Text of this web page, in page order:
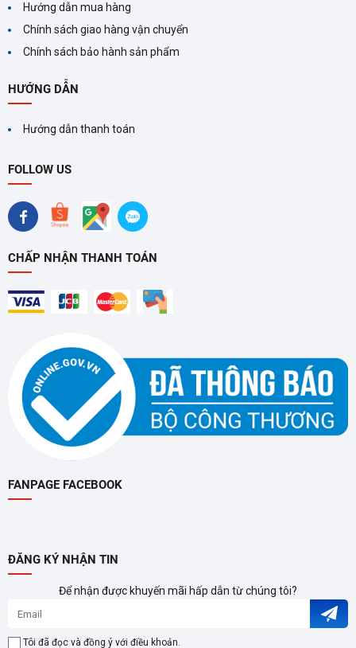
Cam kết:
Hàng chính hãng 100%
Giao hàng tận nơi – lắp đặt nhanh chóng
Hướng dẫn mua hàng
Chính sách giao hàng vận chuyển
Chính sách bảo hành sản phẩm
HƯỚNG DẪN
Hướng dẫn thanh toán
FOLLOW US
CHẤP NHẬN THANH TOÁN
FANPAGE FACEBOOK
ĐĂNG KÝ NHẬN TIN
Để nhận được khuyến mãi hấp dẫn từ chúng tôi?
Tôi đã đọc và đồng ý với điều khoản.